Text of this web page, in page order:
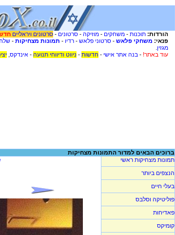
הורדות: תוכנות - משחקים - מוזיקה - סרטונים - סרטונים ויראליים
פנאי: משחקי פלאש - סרטוני פלאש - רדיו - תמונות מצחיקות - שלח
מגזין.
עוד באתר! - בנה אתר אישי - חדשות - ניווט ודיווחי תנועה - אינדקס,
ברוכים הבאים למדור התמונות מצחיקות
תמונות מצחיקות ראשי
הנצפים ביותר
בעלי חיים
פוליטיקה וסלבס
פאדיחות
קומיקס